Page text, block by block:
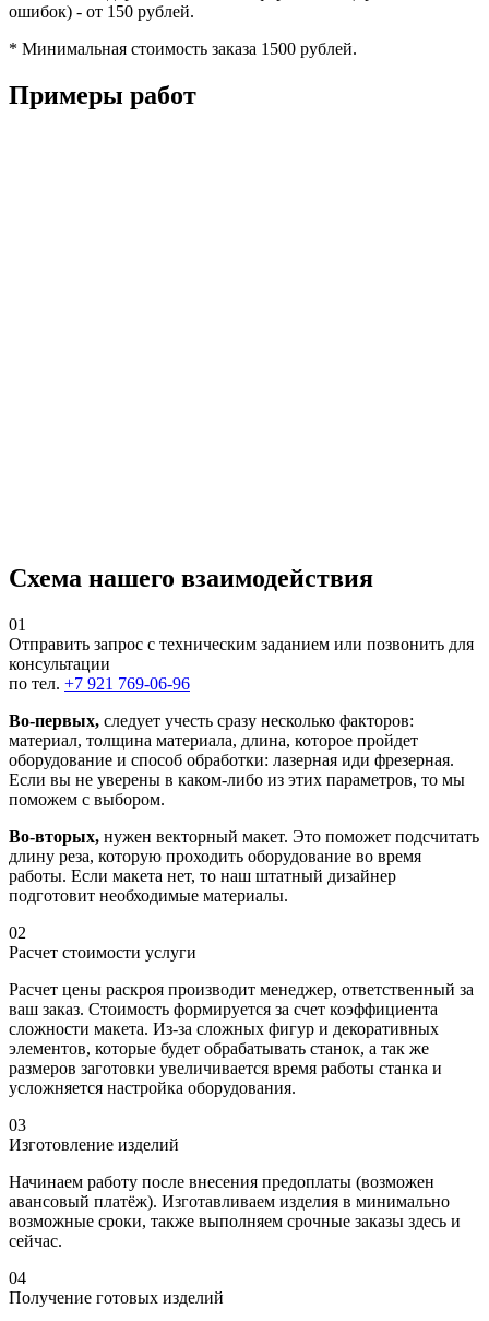
ошибок) - от 150 рублей.
* Минимальная стоимость заказа 1500 рублей.
Примеры работ
Схема нашего взаимодействия
01
Отправить запрос с техническим заданием или позвонить для
консультации
по тел. +7 921 769-06-96
Во-первых, следует учесть сразу несколько факторов:
материал, толщина материала, длина, которое пройдет
оборудование и способ обработки: лазерная иди фрезерная.
Если вы не уверены в каком-либо из этих параметров, то мы
поможем с выбором.
Во-вторых, нужен векторный макет. Это поможет подсчитать
длину реза, которую проходить оборудование во время
работы. Если макета нет, то наш штатный дизайнер
подготовит необходимые материалы.
02
Расчет стоимости услуги
Расчет цены раскроя производит менеджер, ответственный за
ваш заказ. Стоимость формируется за счет коэффициента
сложности макета. Из-за сложных фигур и декоративных
элементов, которые будет обрабатывать станок, а так же
размеров заготовки увеличивается время работы станка и
усложняется настройка оборудования.
03
Изготовление изделий
Начинаем работу после внесения предоплаты (возможен
авансовый платёж). Изготавливаем изделия в минимально
возможные сроки, также выполняем срочные заказы здесь и
сейчас.
04
Получение готовых изделий